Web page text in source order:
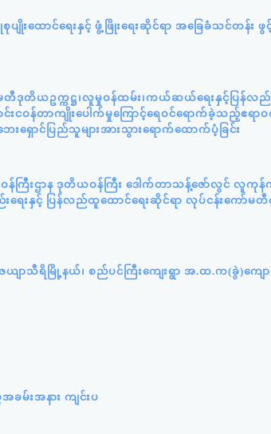
းထောင်ရေးနှင့် ဖွံ့ဖြိုးရေးဆိုင်ရာ အခြေခံသင်တန်း
ဒုတိယဥက္ကဋ္ဌ၊လူမှုဝန်ထမ်း၊ကယ်ဆယ်ရေးနှင့်ပြန်လည်
ဝင်းငဝန်တာကျိုးပေါက်မှုကြောင့်ရေဝင်ရောက်ခဲ့သည့်ဧရာ
ာင်ပြည်သူများအားသွားရောက်ထောက်ပံ့ခြင်း
န်ကြီးဌာန ဒုတိယဝန်ကြီး ဒေါက်တာသန့်ဇော်လွင် လူကုန်
းရေးနှင့် ပြန်လည်ထူထောင်ရေးဆိုင်ရာ လုပ်ငန်းကော်မ
ယျာသီရိမြို့နယ်၊ စည်ပင်ကြီးကျေးရွာ အ.ထ.က(ခွဲ)ကျော
မ်းအနား ကျင်းပ